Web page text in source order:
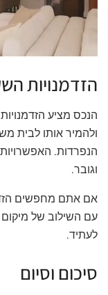
הזדמנויות
הנכס מציע
ולהמיר אותו לבית
הנפרדות.
וגובר.
אם אתם מחפשים
עם השילוב של
לעתיד.
סיכום וסיום